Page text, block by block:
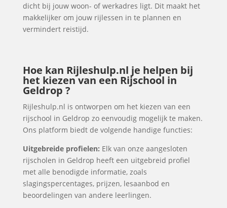
dicht bij jouw woon- of werkadres ligt. Dit maakt het
makkelijker om jouw rijlessen in te plannen en
vermindert reistijd.
Hoe kan Rijleshulp.nl je helpen bij
het kiezen van een Rijschool in
Geldrop ?
Rijleshulp.nl is ontworpen om het kiezen van een
rijschool in Geldrop zo eenvoudig mogelijk te maken.
Ons platform biedt de volgende handige functies:
Uitgebreide profielen: Elk van onze aangesloten
rijscholen in Geldrop heeft een uitgebreid profiel
met alle benodigde informatie, zoals
slagingspercentages, prijzen, lesaanbod en
beoordelingen van andere leerlingen.